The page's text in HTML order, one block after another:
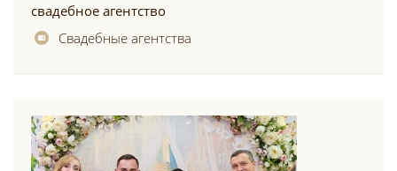
свадебное агентство
Свадебные агентства